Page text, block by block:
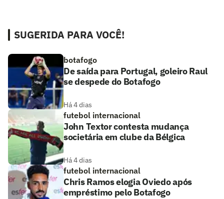
SUGERIDA PARA VOCÊ!
botafogo
De saída para Portugal, goleiro Raul
se despede do Botafogo
Há 4 dias
futebol internacional
John Textor contesta mudança
societária em clube da Bélgica
Há 4 dias
futebol internacional
Chris Ramos elogia Oviedo após
empréstimo pelo Botafogo